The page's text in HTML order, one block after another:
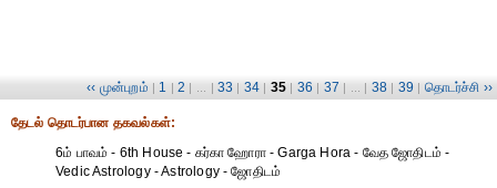
‹‹ முன்புறம் | 1 | 2 | ... | 33 | 34 | 35 | 36 | 37 | ... | 38 | 39 | தொடர்ச்சி ››
தேட‌ல் தொட‌ர்பான தகவ‌ல்க‌ள்:
6ம் பாவம் - 6th House - கர்கா ஹோரா - Garga Hora - வேத ஜோதிடம் -
Vedic Astrology - Astrology - ஜோதிடம்